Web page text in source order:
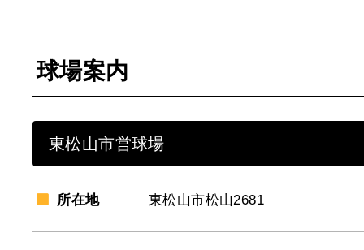
球場案内
東松山市営球場
所在地 東松山市松山2681